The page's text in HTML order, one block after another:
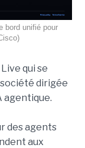
bord unifié pour
Live qui se
dirigée
agentique.
des agents
aux